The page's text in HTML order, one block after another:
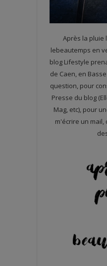
Après la pluie
lebeautemps en
blog Lifestyle
de Caen, en
question, pour
Presse du blog
Mag, etc), pour
m'écrire un mail,